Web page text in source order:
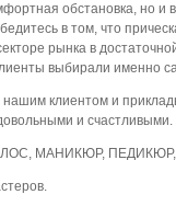
обстановка, но
в том, что
рынка в
выбирали именно
клиентом и
и счастливыми.
МАНИКЮР,